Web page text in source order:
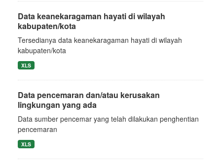
Data keanekaragaman hayati di wilayah
kabupaten/kota
Tersedianya data keanekaragaman hayati di wilayah
kabupaten/kota
XLS
Data pencemaran dan/atau kerusakan
lingkungan yang ada
Data sumber pencemar yang telah dilakukan penghentian
pencemaran
XLS